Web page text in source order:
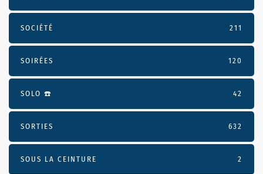
SOCIÉTÉ 211
SOIRÉES 120
SOLO ☎️ 42
SORTIES 632
SOUS LA CEINTURE 2